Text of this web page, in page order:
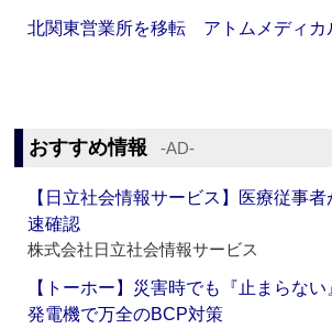
北関東営業所を移転 アトムメディカ
おすすめ情報 ‐AD‐
【日立社会情報サービス】医療従事
速確認
株式会社日立社会情報サービス
【トーホー】災害時でも『止まらな
発電機で万全のBCP対策